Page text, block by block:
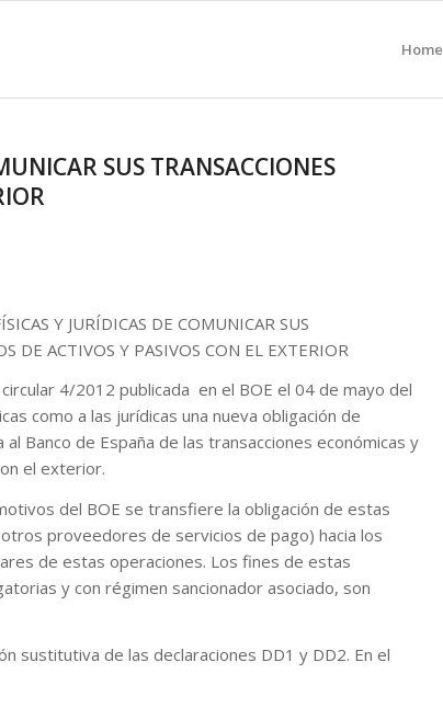
Home
SUS TRANSACCIONES
Y JURÍDICAS DE COMUNICAR SUS
DE ACTIVOS Y PASIVOS CON EL EXTERIOR
4/2012 publicada en el BOE el 04 de mayo del
como a las jurídicas una nueva obligación de
Banco de España de las transacciones económicas y
el exterior.
del BOE se transfiere la obligación de estas
proveedores de servicios de pago) hacia los
de estas operaciones. Los fines de estas
y con régimen sancionador asociado, son
sustitutiva de las declaraciones DD1 y DD2. En el